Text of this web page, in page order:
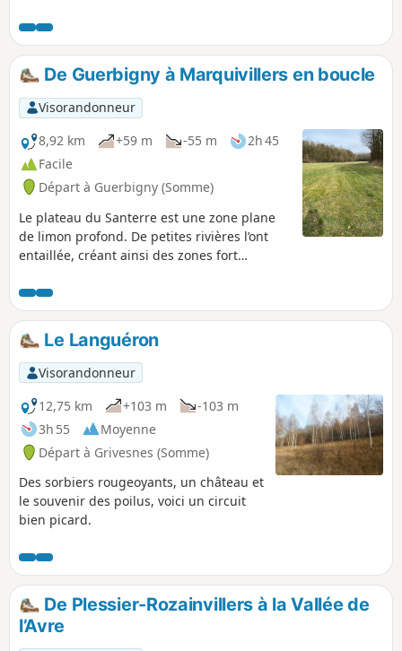
privé appelé Bois d’Hangest. Ce bois est en
surplomb de la commune. Emprunter cette
partie du GR® et faire le tour de ce bois et
de la plaine qui l’entoure permet de faire
une boucle de randonnée pleine de charme
avec de beaux paysages.
De Guerbigny à Marquivillers en boucle
Visorandonneur
8,92 km
+59 m -55 m
2h 45
Facile
Départ à Guerbigny (Somme)
Le plateau du Santerre est une zone plane
de limon profond. De petites rivières l’ont
entaillée, créant ainsi des zones fort
en présente une. Randonnée non balisée.
On y emprunte tout de même une partie
balisée du GR® 123 en fin de boucle. Plus de
la moitié du parcours s’effectue sur des
chemins en zone boisée.
Le Languéron
Visorandonneur
12,75 km
+103 m
-103 m
3h 55
Moyenne
Départ à Grivesnes (Somme)
Des sorbiers rougeoyants, un château et
le souvenir des poilus, voici un circuit
bien picard.
De Plessier-Rozainvillers à la Vallée de
l’Avre